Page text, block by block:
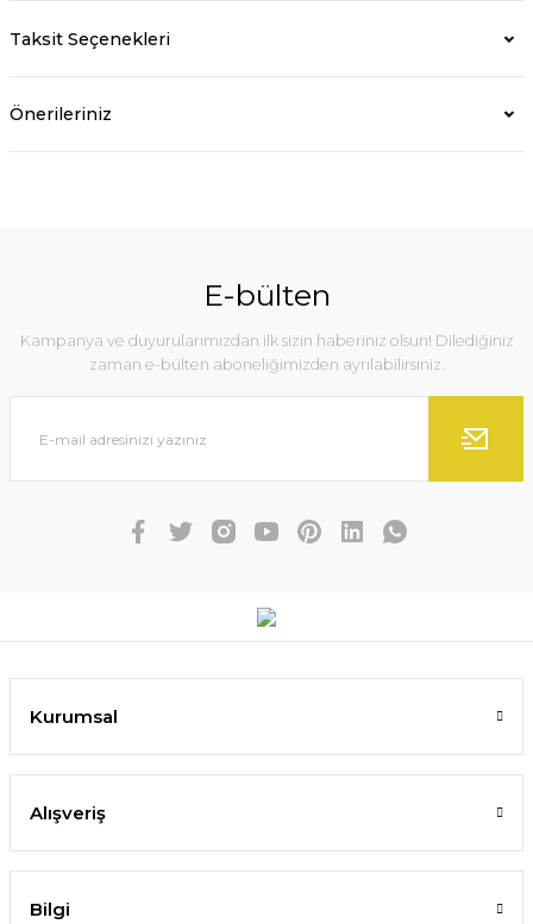
Taksit Seçenekleri
Önerileriniz
E-bülten
Kampanya ve duyurularımızdan ilk sizin haberiniz olsun! Dilediğiniz
zaman e-bülten aboneliğimizden ayrılabilirsiniz.
Kurumsal
Alışveriş
Bilgi